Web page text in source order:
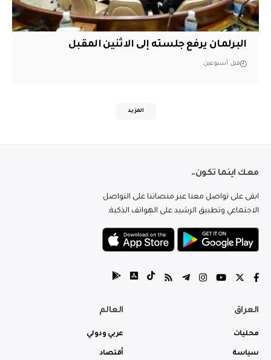
البرلمان يرفع جلسته إلى الاثنين المقبل
قبل أسبوعين
المزيد
معك اينما تكون..
ابقى على تواصل معنا عبر منصاتنا على التواصل
الاجتماعي وتطبيق الرشيد على الهواتف الذكية.
العراق
محليات
سياسة
العالم
عربي ودولي
أقتصاد